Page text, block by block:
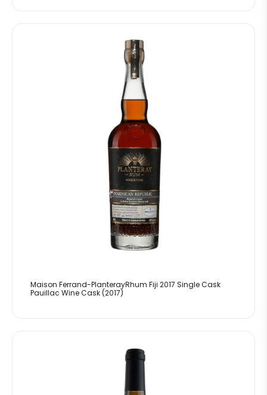
Maison Ferrand-PlanterayRhum Fiji 2017 Single Cask
Pauillac Wine Cask (2017)